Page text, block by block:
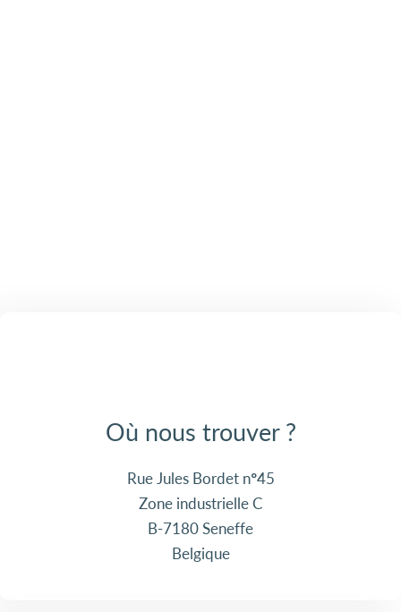
Où nous trouver ?
Rue Jules Bordet n°45
Zone industrielle C
B-7180 Seneffe
Belgique